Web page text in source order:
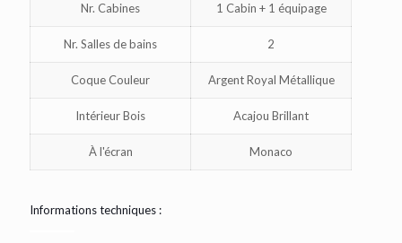
Nr. Cabines 1 Cabin + 1 équipage
Nr. Salles de bains 2
Coque Couleur Argent Royal Métallique
Intérieur Bois Acajou Brillant
À l'écran Monaco
Informations techniques :